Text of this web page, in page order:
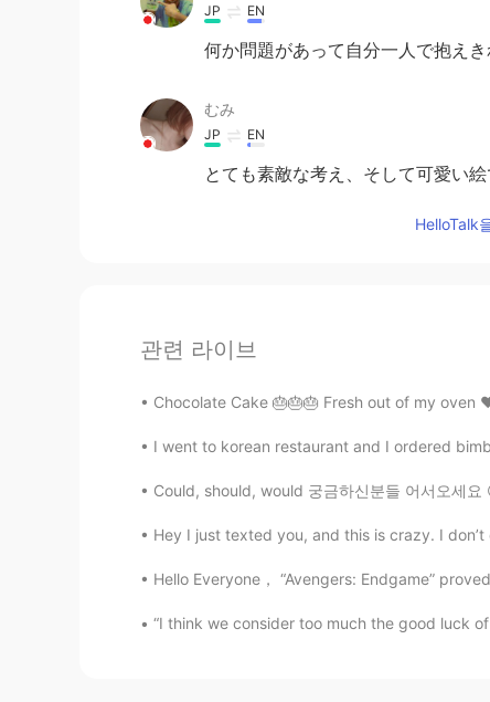
JP EN
何か問題があって自分一人で抱え
むみ
JP EN
とても素敵な考え、そして可愛い
HelloTalk
관련 라이브
Chocolate Cake 🎂🎂🎂 Fresh out of my
I went to korean restaurant and I ordered
Could, should, would 궁금하신분들 어서오세요 😁 Could부터 배
Hey I just texted you, and this is crazy. I
Hello Everyone， “Avengers: Endgame”
“I think we consider too much the good luck